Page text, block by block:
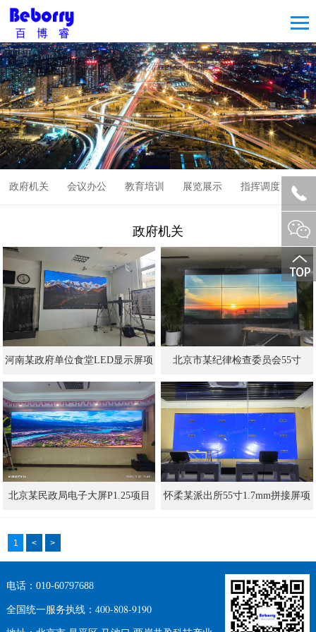
政府机关 会议办公 教育培训 展览展示 指挥调度
政府机关
河南某政府单位食堂LED显示屏项
目
北京市某纪律检查委员会55寸
3.5mm拼接屏项目
北京某民政局电子大屏P1.25项目 怀柔某派出所55寸1.7mm拼接屏项
1 < >
电话：010-60797688
全国统一服务执线： 400-808-9190